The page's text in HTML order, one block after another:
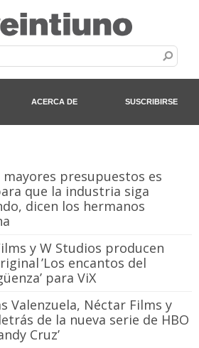
ACERCA DE SUSCRIBIRSE
mayores presupuestos es
que la industria siga
dicen los hermanos
y W Studios producen
’Los encantos del
para ViX
Valenzuela, Néctar Films y
de la nueva serie de HBO
Cruz’